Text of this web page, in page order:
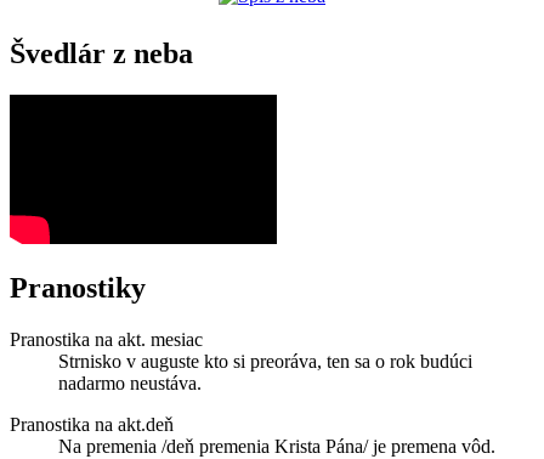
Švedlár z neba
Pranostiky
Pranostika na akt. mesiac
Strnisko v auguste kto si preoráva, ten sa o rok budúci
nadarmo neustáva.
Pranostika na akt.deň
Na premenia /deň premenia Krista Pána/ je premena vôd.